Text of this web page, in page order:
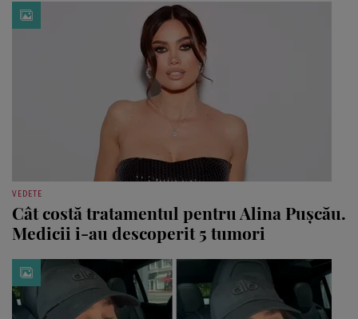
VEDETE
Cât costă tratamentul pentru Alina Pușcău.
Medicii i-au descoperit 5 tumori